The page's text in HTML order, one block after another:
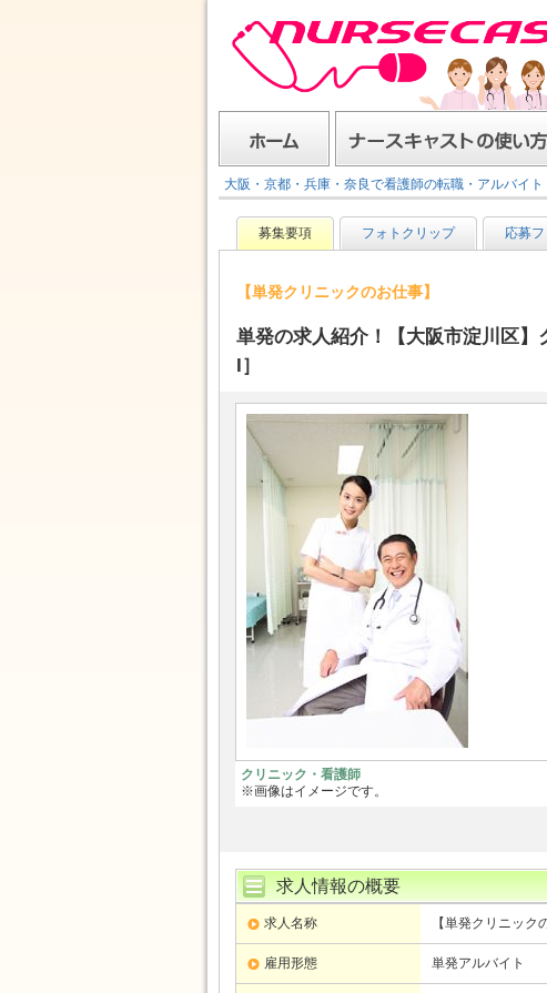
ホーム ナースキャストの使い方
大阪・京都・兵庫・奈良で看護師の転職・アルバイ
募集要項 フォトクリップ 応募
【単発クリニックのお仕事】
単発の求人紹介！【大阪市淀川区
I］
クリニック・看護師
※画像はイメージです。
求人情報の概要
求人名称 【単発クリニック
雇用形態 単発アルバイト